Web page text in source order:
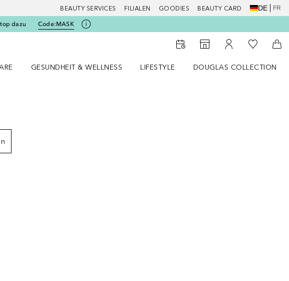
BEAUTY SERVICES FILIALEN GOODIES BEAUTY CARD DE FR
dazu Code:MASK
Startseite
Zum Storefinder
Zu Meinem
Zu Meiner
GESUNDHEIT & WELLNESS
LIFESTYLE
DOUGLAS COLLECTION